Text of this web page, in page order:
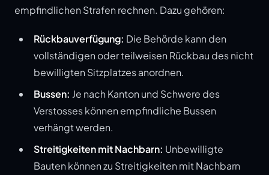
empfindlichen Strafen rechnen. Dazu gehören:
Rückbauverfügung: Die Behörde kann den
vollständigen oder teilweisen Rückbau des nicht
bewilligten Sitzplatzes anordnen.
Bussen: Je nach Kanton und Schwere des
Verstosses können empfindliche Bussen
verhängt werden.
Streitigkeiten mit Nachbarn: Unbewilligte
Bauten können zu Streitigkeiten mit Nachbarn